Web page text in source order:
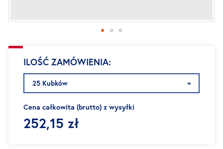
Przejdź
początek
ILOŚĆ ZAMÓWIENIA
25 Kubków
Cena całkowita (brutto) z wysyłki
252,15 zł